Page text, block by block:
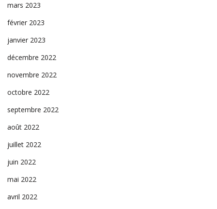
mars 2023
février 2023
janvier 2023
décembre 2022
novembre 2022
octobre 2022
septembre 2022
août 2022
juillet 2022
juin 2022
mai 2022
avril 2022